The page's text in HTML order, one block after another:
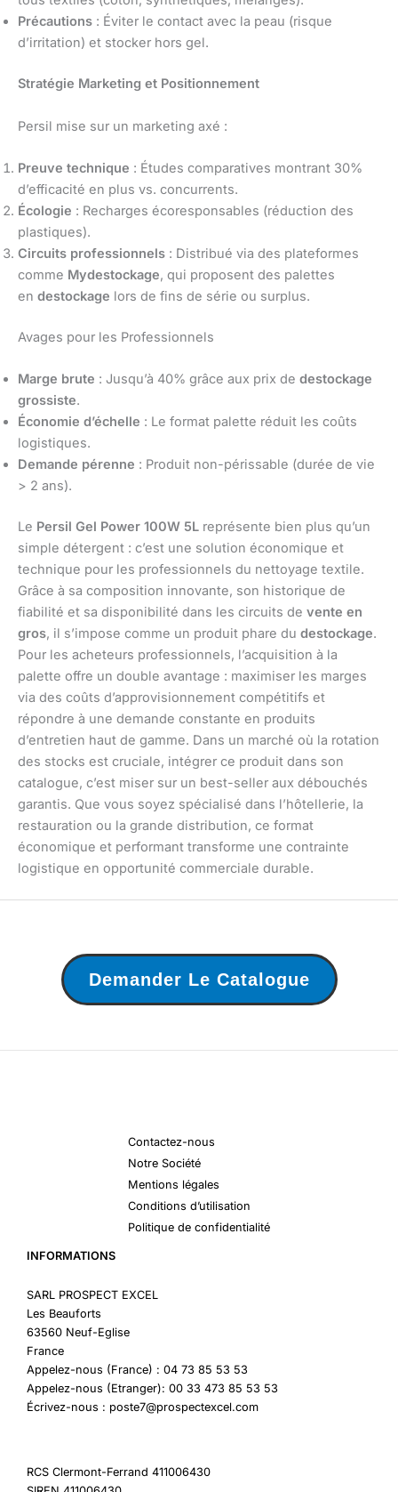
Précautions : Éviter le contact avec la peau (risque
d’irritation) et stocker hors gel.
Stratégie Marketing et Positionnement
Persil mise sur un marketing axé :
Preuve technique : Études comparatives montrant 30%
d’efficacité en plus vs. concurrents.
Écologie : Recharges écoresponsables (réduction des
plastiques).
Circuits professionnels : Distribué via des plateformes
comme Mydestockage, qui proposent des palettes
en destockage lors de fins de série ou surplus.
Avages pour les Professionnels
Marge brute : Jusqu’à 40% grâce aux prix de destockage
grossiste.
Économie d’échelle : Le format palette réduit les coûts
logistiques.
Demande pérenne : Produit non-périssable (durée de vie
> 2 ans).
Le Persil Gel Power 100W 5L représente bien plus qu’un
simple détergent : c’est une solution économique et
technique pour les professionnels du nettoyage textile.
Grâce à sa composition innovante, son historique de
fiabilité et sa disponibilité dans les circuits de vente en
gros, il s’impose comme un produit phare du destockage.
Pour les acheteurs professionnels, l’acquisition à la
palette offre un double avantage : maximiser les marges
via des coûts d’approvisionnement compétitifs et
répondre à une demande constante en produits
d’entretien haut de gamme. Dans un marché où la rotation
des stocks est cruciale, intégrer ce produit dans son
catalogue, c’est miser sur un best-seller aux débouchés
garantis. Que vous soyez spécialisé dans l’hôtellerie, la
restauration ou la grande distribution, ce format
économique et performant transforme une contrainte
logistique en opportunité commerciale durable.
Demander Le Catalogue
Contactez-nous
Notre Société
Mentions légales
Conditions d’utilisation
Politique de confidentialité
INFORMATIONS
SARL PROSPECT EXCEL
Les Beauforts
63560 Neuf-Eglise
France
Appelez-nous (France) : 04 73 85 53 53
Appelez-nous (Etranger): 00 33 473 85 53 53
Écrivez-nous : poste7@prospectexcel.com
RCS Clermont-Ferrand 411006430